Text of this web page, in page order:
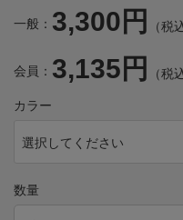
一般： 3,300円 （税
会員： 3,135円 （税
カラー
選択してください
数量